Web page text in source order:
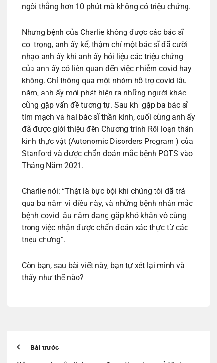
ngồi thẳng hơn 10 phút mà không có triệu chứng.
Nhưng bệnh của Charlie không được các bác sĩ
coi trọng, anh ấy kể, thậm chí một bác sĩ đã cười
nhạo anh ấy khi anh ấy hỏi liệu các triệu chứng
của anh ấy có liên quan đến việc nhiễm covid hay
không. Chỉ thông qua một nhóm hỗ trợ covid lâu
năm, anh ấy mới phát hiện ra những người khác
cũng gặp vấn đề tương tự. Sau khi gặp ba bác sĩ
tim mạch và hai bác sĩ thần kinh, cuối cùng anh ấy
đã được giới thiệu đến Chương trình Rối loạn thần
kinh thực vật (Autonomic Disorders Program ) của
Stanford và được chẩn đoán mắc bệnh POTS vào
Tháng Năm 2021.
Charlie nói: “Thật là bực bội khi chúng tôi đã trải
qua ba năm vì điều này, và những bệnh nhân mắc
bệnh covid lâu năm đang gặp khó khăn vô cùng
trong việc nhận được chẩn đoán xác thực từ các
triệu chứng”.
Còn bạn, sau bài viết này, bạn tự xét lại mình và
thấy như thế nào?
Bài trước